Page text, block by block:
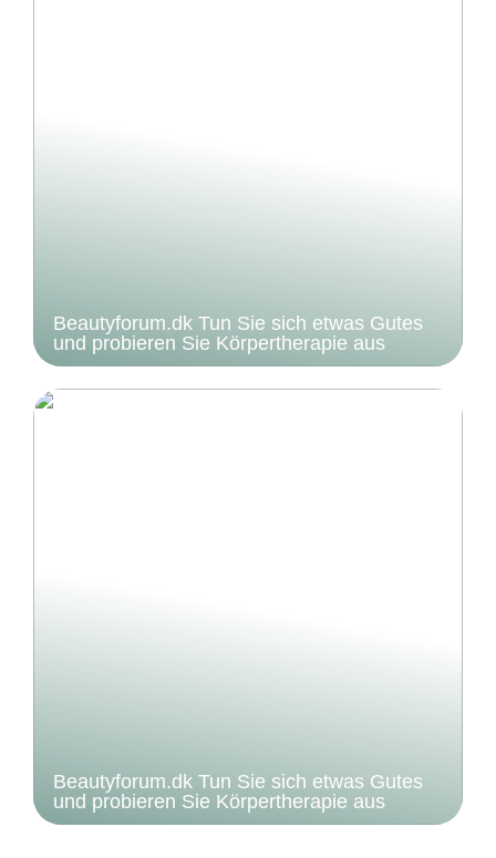
Beautyforum.dk Tun Sie sich etwas Gutes
und probieren Sie Körpertherapie aus
Beautyforum.dk Tun Sie sich etwas Gutes
und probieren Sie Körpertherapie aus